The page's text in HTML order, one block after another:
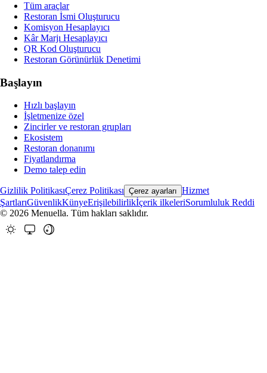
Tüm araçlar
Restoran İsmi Oluşturucu
Komisyon Hesaplayıcı
Kâr Marjı Hesaplayıcı
QR Kod Oluşturucu
Restoran Görünürlük Denetimi
Başlayın
Hızlı başlayın
İşletmenize özel
Zincirler ve restoran grupları
Ekosistem
Restoran donanımı
Fiyatlandırma
Demo talep edin
Gizlilik PolitikasıÇerez Politikası Çerez ayarları Hizmet
ŞartlarıGüvenlikKünyeErişilebilirlikİçerik ilkeleriSorumluluk Reddi
© 2026 Menuella. Tüm hakları saklıdır.